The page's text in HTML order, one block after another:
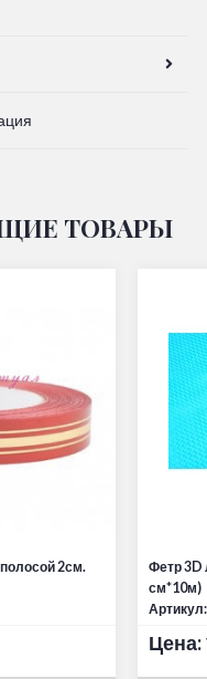
ТОВАРЫ
2см.
Фетр 3D
см*10м)
Цена: